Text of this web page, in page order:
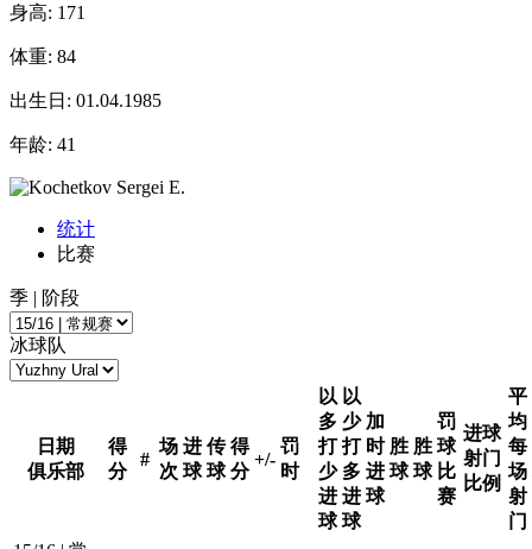
身高: 171
体重: 84
出生日: 01.04.1985
年龄: 41
统计
比赛
季 | 阶段
冰球队
日期
俱乐部
得
分
#
场
次
进
球
传
球
得
分
+/-
罚
时
以
多
打
少
进
球
以
少
打
多
进
球
加
时
进
球
胜
球
胜
球
罚
球
比
赛
进球
射门
比例
平
均
每
场
射
门